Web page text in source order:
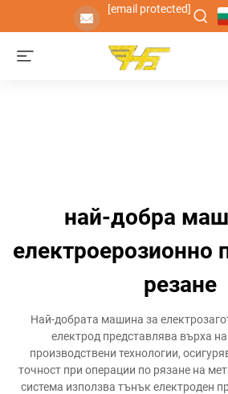
[email protected]
най-добра
електроерозионно
резане
Най-добрата машина за
електрод представлява върха
производствени технологии,
точност при операции по рязане на
система използва тънък електроден